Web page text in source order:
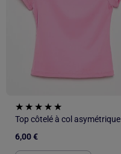
Top côtelé à col asymétrique
6,00 €